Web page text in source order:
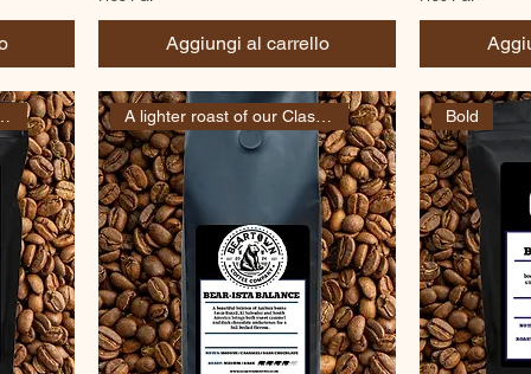
Aggiungi al carrello
Bold